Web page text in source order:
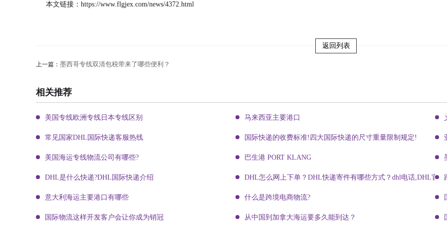
本文链接： https://www.flgjex.com/news/4372.html
返回列表
上一篇： 墨西哥专线双清包税带来了哪些便利？
相关推荐
美国专线欧洲专线日本专线区别 马来西亚主要港口
常见国家DHL国际快递客服热线 国际快递的收费标准!四大国际快递的尺寸重量限制规定!
美国海运专线物流公司有哪些? 巴生港 PORT KLANG
DHL是什么快递?DHL国际快递介绍 DHL怎么网上下单？DHL快递寄件有哪些方式？dhl电话,DHL官网
意大利海运主要港口有哪些 什么是跨境电商物流?
国际物流这样开发客户会让你成为销冠 从中国到加拿大海运要多久能到达？